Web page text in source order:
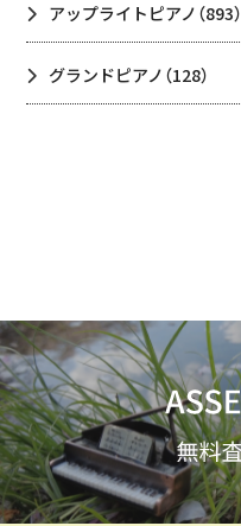
アップライトピアノ （893）
グランドピアノ （128）